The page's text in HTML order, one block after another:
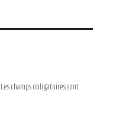
Les champs obligatoires sont